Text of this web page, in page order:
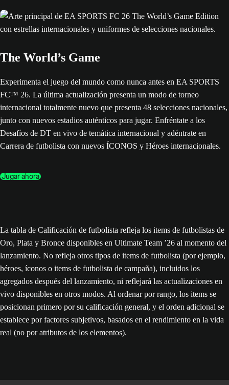
The World’s Game
Experimenta el juego del mundo como nunca antes en EA SPORTS
FC™ 26. La última actualización presenta un modo de torneo
internacional totalmente nuevo que presenta 48 selecciones nacionales,
junto con nuevos estadios auténticos para jugar. Enfréntate a los
Desafíos de DT en vivo de temática internacional y adéntrate en
Carrera de futbolista con nuevos ÍCONOS y Héroes internacionales.
Jugar ahora
La tabla de Calificación de futbolista refleja los items de futbolistas de
Oro, Plata y Bronce disponibles en Ultimate Team ’26 al momento del
lanzamiento. No refleja otros tipos de items de futbolista (por ejemplo,
héroes, íconos o items de futbolista de campaña), incluidos los
agregados después del lanzamiento, ni reflejará las actualizaciones en
vivo disponibles en otros modos. Al ordenar por rango, los items se
posicionan primero por su calificación general, y el orden adicional se
establece por factores subjetivos, basados en el rendimiento en la vida
real (no por atributos de los elementos).